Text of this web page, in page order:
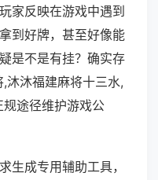
家反映在游戏中遇到
到好牌，甚至好像能
是不是有挂？确实存
沐沐福建麻将十三水,
途径维护游戏公
生成专用辅助工具，